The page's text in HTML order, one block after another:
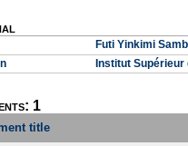
Futi Yinkimi
Institut Supérieur
1
title